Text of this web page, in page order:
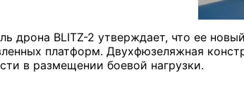
дрона BLITZ-2 утверждает, что ее
платформ. Двухфюзеляжная
в размещении боевой нагрузки.